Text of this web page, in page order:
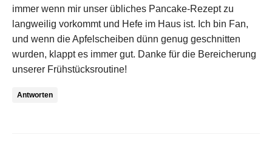
immer wenn mir unser übliches Pancake-Rezept zu
langweilig vorkommt und Hefe im Haus ist. Ich bin Fan,
und wenn die Apfelscheiben dünn genug geschnitten
wurden, klappt es immer gut. Danke für die Bereicherung
unserer Frühstücksroutine!
Antworten